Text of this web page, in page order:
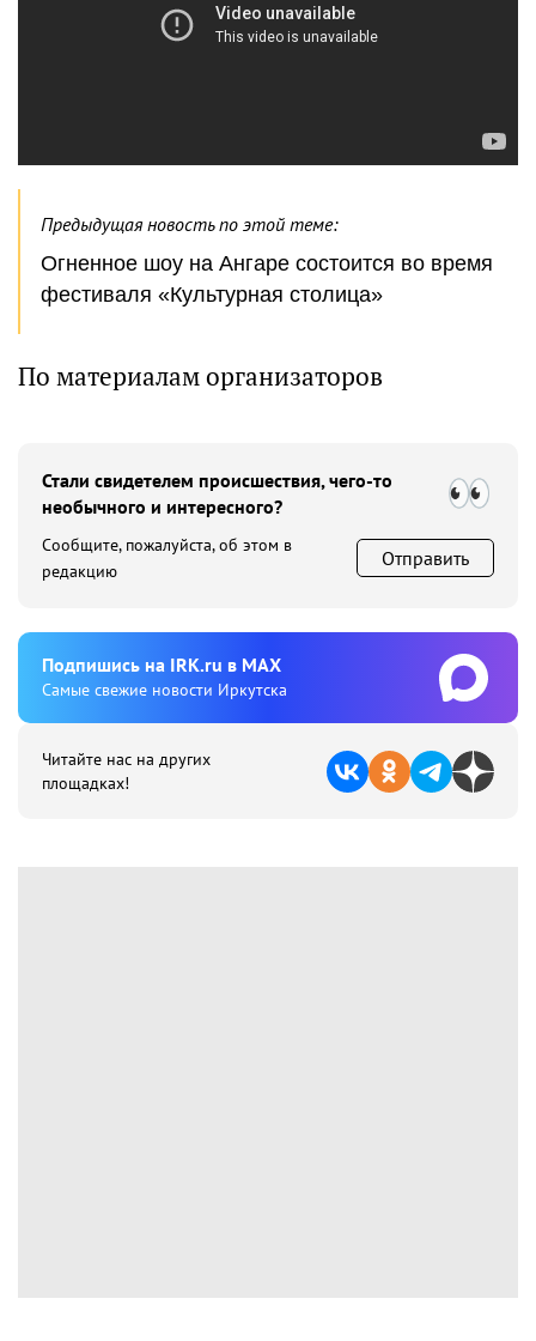
Предыдущая новость по этой теме:
Огненное шоу на Ангаре состоится во время
фестиваля «Культурная столица»
По материалам организаторов
Стали свидетелем происшествия, чего-то
необычного и интересного?
Сообщите, пожалуйста, об этом в
редакцию
Отправить
Подпишиcь на IRK.ru в MAX
Cамые свежие новости Иркутска
Читайте нас на других
площадках!